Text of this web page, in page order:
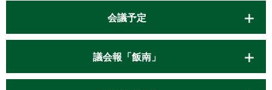
会議予定
議会報「飯南」